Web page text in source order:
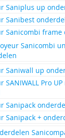
Saniplus up
Sanibest
Sanicombi frame
Sanicombi
Saniwall up
SANIWALL Pro
Sanipack
Sanipack +